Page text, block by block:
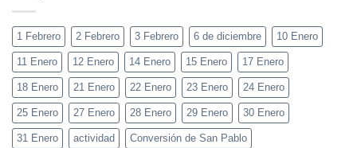
1 Febrero 2 Febrero 3 Febrero 6 de diciembre 10 Enero
11 Enero 12 Enero 14 Enero 15 Enero 17 Enero
18 Enero 21 Enero 22 Enero 23 Enero 24 Enero
25 Enero 27 Enero 28 Enero 29 Enero 30 Enero
31 Enero actividad Conversión de San Pablo